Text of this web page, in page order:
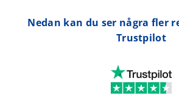
Nedan kan du ser några fler
Trustpilot